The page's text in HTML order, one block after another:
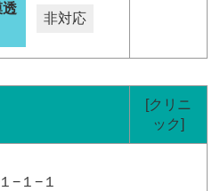
透
非対応
[クリニ
ック]
−１−１